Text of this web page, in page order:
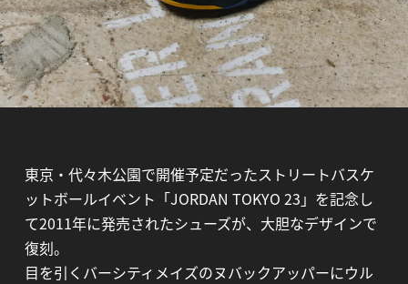
東京・代々木公園で開催予定だったストリートバスケ
ットボールイベント「JORDAN TOKYO 23」を記念し
て2011年に発売されたシューズが、大胆なデザインで
復刻。
目を引くバーシティメイズのヌバックアッパーにウル